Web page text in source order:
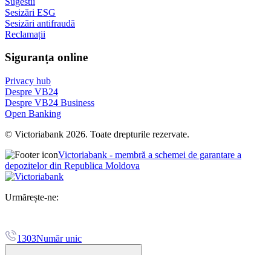
Sesizări ESG
Sesizări antifraudă
Reclamații
Siguranța online
Privacy hub
Despre VB24
Despre VB24 Business
Open Banking
© Victoriabank 2026. Toate drepturile rezervate.
Victoriabank - membră a schemei de garantare a
depozitelor din Republica Moldova
Urmărește-ne:
1303Număr unic